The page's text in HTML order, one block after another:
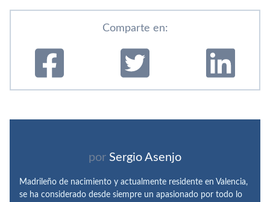
Comparte en:
por Sergio Asenjo
Madrileño de nacimiento y actualmente residente en Valencia,
se ha considerado desde siempre un apasionado por todo lo